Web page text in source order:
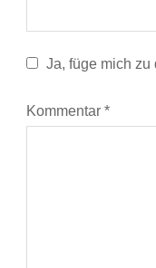
Ja, füge mich
Kommentar *